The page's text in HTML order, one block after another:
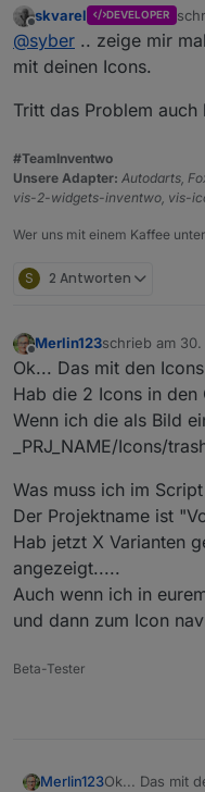
Okay, hab es jetzt
das script
grüsse
Offline
skvarel DEVELOPER
@syber .. zeige mir
mit deinen Icons.
Tritt das Problem
#TeamInventwo
Unsere Adapter: Autodarts,
vis-2-widgets-inventwo, vis-
Wer uns mit einem Kaffee
S 2 Antworten
Offline
Merlin123schrieb am 30.
zuletzt editiert
Ok... Das mit den
Hab die 2 Icons in
Wenn ich die als Bild
_PRJ_NAME/Icons/
Was muss ich im
Der Projektname ist
Hab jetzt X Varianten
angezeigt.....
Auch wenn ich in
und dann zum Icon
Beta-Tester
Merlin123Ok... Das mit